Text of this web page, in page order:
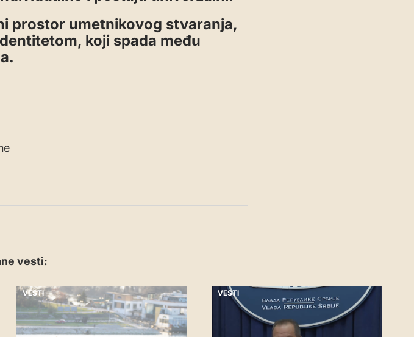
prostor umetnikovog stvaranja,
koji spada među
vesti:
VESTI VESTI